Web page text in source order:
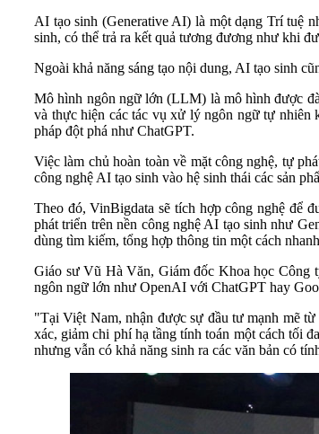
AI tạo sinh (Generative AI) là một dạng Trí tuệ
sinh, có thể trả ra kết quả tương đương như khi
Ngoài khả năng sáng tạo nội dung, AI tạo sinh
Mô hình ngôn ngữ lớn (LLM) là mô hình được
và thực hiện các tác vụ xử lý ngôn ngữ tự nhiên
pháp đột phá như ChatGPT.
Việc làm chủ hoàn toàn về mặt công nghệ, tự
công nghệ AI tạo sinh vào hệ sinh thái các sản
Theo đó, VinBigdata sẽ tích hợp công nghệ để
phát triển trên nền công nghệ AI tạo sinh như
dùng tìm kiếm, tổng hợp thông tin một cách
Giáo sư Vũ Hà Văn, Giám đốc Khoa học Công
ngôn ngữ lớn như OpenAI với ChatGPT hay
"Tại Việt Nam, nhận được sự đầu tư mạnh mẽ
xác, giảm chi phí hạ tầng tính toán một cách tối
nhưng vẫn có khả năng sinh ra các văn bản có